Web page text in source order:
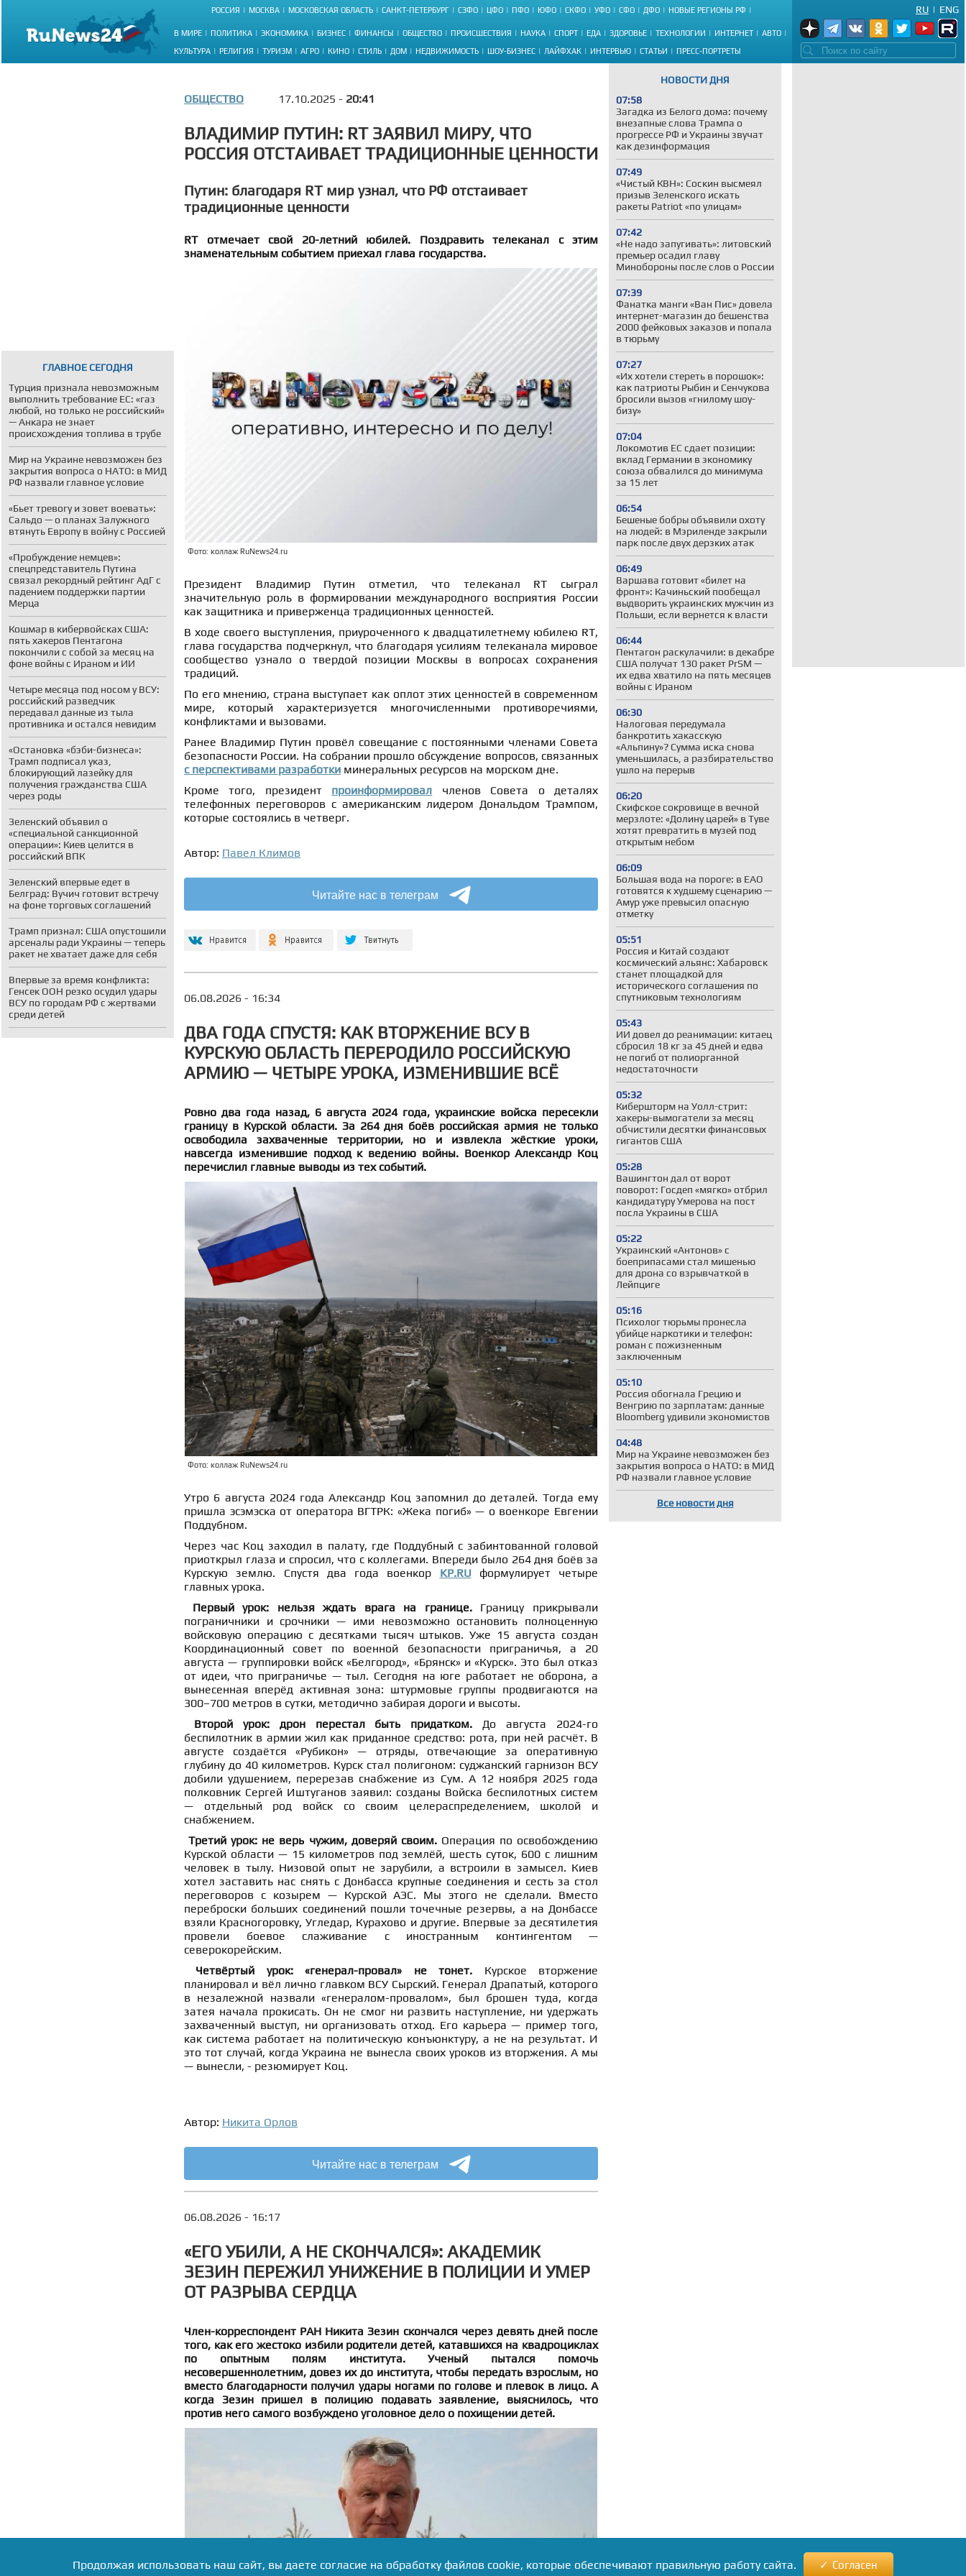
РОССИЯ МОСКВА МОСКОВСКАЯ ОБЛАСТЬ САНКТ-ПЕТЕРБУРГ СЗФО ЦФО ПФО ЮФО СКФО УФО СФО ДФО НОВЫЕ РЕГИОНЫ РФ
В МИРЕ ПОЛИТИКА ЭКОНОМИКА БИЗНЕС ФИНАНСЫ ОБЩЕСТВО ПРОИСШЕСТВИЯ НАУКА СПОРТ ЕДА ЗДОРОВЬЕ ТЕХНОЛОГИИ ИНТЕРНЕТ АВТО
КУЛЬТУРА РЕЛИГИЯ ТУРИЗМ АГРО КИНО СТИЛЬ ДОМ НЕДВИЖИМОСТЬ ШОУ-БИЗНЕС ЛАЙФХАК ИНТЕРВЬЮ СТАТЬИ ПРЕСС-ПОРТРЕТЫ
ENG
|
RU
ГЛАВНОЕ СЕГОДНЯ
Турция признала невозможным
выполнить требование ЕС: «газ
любой, но только не российский»
— Анкара не знает
происхождения топлива в трубе
Мир на Украине невозможен без
закрытия вопроса о НАТО: в МИД
РФ назвали главное условие
«Бьет тревогу и зовет воевать»:
Сальдо — о планах Залужного
втянуть Европу в войну с Россией
«Пробуждение немцев»:
спецпредставитель Путина
связал рекордный рейтинг АдГ с
падением поддержки партии
Мерца
Кошмар в кибервойсках США:
пять хакеров Пентагона
покончили с собой за месяц на
фоне войны с Ираном и ИИ
Четыре месяца под носом у ВСУ:
российский разведчик
передавал данные из тыла
противника и остался невидим
«Остановка «бэби-бизнеса»:
Трамп подписал указ,
блокирующий лазейку для
получения гражданства США
через роды
Зеленский объявил о
«специальной санкционной
операции»: Киев целится в
российский ВПК
Зеленский впервые едет в
Белград: Вучич готовит встречу
на фоне торговых соглашений
Трамп признал: США опустошили
арсеналы ради Украины — теперь
ракет не хватает даже для себя
Впервые за время конфликта:
Генсек ООН резко осудил удары
ВСУ по городам РФ с жертвами
среди детей
НОВОСТИ ДНЯ
07:58
Загадка из Белого дома: почему
внезапные слова Трампа о
прогрессе РФ и Украины звучат
как дезинформация
07:49
«Чистый КВН»: Соскин высмеял
призыв Зеленского искать
ракеты Patriot «по улицам»
07:42
«Не надо запугивать»: литовский
премьер осадил главу
Минобороны после слов о России
07:39
Фанатка манги «Ван Пис» довела
интернет-магазин до бешенства
2000 фейковых заказов и попала
в тюрьму
07:27
«Их хотели стереть в порошок»:
как патриоты Рыбин и Сенчукова
бросили вызов «гнилому шоу-
бизу»
07:04
Локомотив ЕС сдает позиции:
вклад Германии в экономику
союза обвалился до минимума
за 15 лет
06:54
Бешеные бобры объявили охоту
на людей: в Мэриленде закрыли
парк после двух дерзких атак
06:49
Варшава готовит «билет на
фронт»: Качиньский пообещал
выдворить украинских мужчин из
Польши, если вернется к власти
06:44
Пентагон раскулачили: в декабре
США получат 130 ракет PrSM —
их едва хватило на пять месяцев
войны с Ираном
06:30
Налоговая передумала
банкротить хакасскую
«Альпину»? Сумма иска снова
уменьшилась, а разбирательство
ушло на перерыв
06:20
Скифское сокровище в вечной
мерзлоте: «Долину царей» в Туве
хотят превратить в музей под
открытым небом
06:09
Большая вода на пороге: в ЕАО
готовятся к худшему сценарию —
Амур уже превысил опасную
отметку
05:51
Россия и Китай создают
космический альянс: Хабаровск
станет площадкой для
исторического соглашения по
спутниковым технологиям
05:43
ИИ довел до реанимации: китаец
сбросил 18 кг за 45 дней и едва
не погиб от полиорганной
недостаточности
05:32
Кибершторм на Уолл-стрит:
хакеры-вымогатели за месяц
обчистили десятки финансовых
гигантов США
05:28
Вашингтон дал от ворот
поворот: Госдеп «мягко» отбрил
кандидатуру Умерова на пост
посла Украины в США
05:22
Украинский «Антонов» с
боеприпасами стал мишенью
для дрона со взрывчаткой в
Лейпциге
05:16
Психолог тюрьмы пронесла
убийце наркотики и телефон:
роман с пожизненным
заключенным
05:10
Россия обогнала Грецию и
Венгрию по зарплатам: данные
Bloomberg удивили экономистов
04:48
Мир на Украине невозможен без
закрытия вопроса о НАТО: в МИД
РФ назвали главное условие
Все новости дня
ОБЩЕСТВО 17.10.2025 - 20:41
ВЛАДИМИР ПУТИН: RT ЗАЯВИЛ МИРУ, ЧТО
РОССИЯ ОТСТАИВАЕТ ТРАДИЦИОННЫЕ ЦЕННОСТИ
Путин: благодаря RT мир узнал, что РФ отстаивает
традиционные ценности
RT отмечает свой 20-летний юбилей. Поздравить телеканал с этим
знаменательным событием приехал глава государства.
Фото: коллаж RuNews24.ru
Президент Владимир Путин отметил, что телеканал RT сыграл
значительную роль в формировании международного восприятия России
как защитника и приверженца традиционных ценностей.
В ходе своего выступления, приуроченного к двадцатилетнему юбилею RT,
глава государства подчеркнул, что благодаря усилиям телеканала мировое
сообщество узнало о твердой позиции Москвы в вопросах сохранения
традиций.
По его мнению, страна выступает как оплот этих ценностей в современном
мире, который характеризуется многочисленными противоречиями,
конфликтами и вызовами.
Ранее Владимир Путин провёл совещание с постоянными членами Совета
безопасности России. На собрании прошло обсуждение вопросов, связанных
с перспективами разработки минеральных ресурсов на морском дне.
Кроме того, президент проинформировал членов Совета о деталях
телефонных переговоров с американским лидером Дональдом Трампом,
которые состоялись в четверг.
Автор: Павел Климов
Читайте нас в телеграм
06.08.2026 - 16:34
ДВА ГОДА СПУСТЯ: КАК ВТОРЖЕНИЕ ВСУ В
КУРСКУЮ ОБЛАСТЬ ПЕРЕРОДИЛО РОССИЙСКУЮ
АРМИЮ — ЧЕТЫРЕ УРОКА, ИЗМЕНИВШИЕ ВСЁ
Ровно два года назад, 6 августа 2024 года, украинские войска пересекли
границу в Курской области. За 264 дня боёв российская армия не только
освободила захваченные территории, но и извлекла жёсткие уроки,
навсегда изменившие подход к ведению войны. Военкор Александр Коц
перечислил главные выводы из тех событий.
Фото: коллаж RuNews24.ru
Утро 6 августа 2024 года Александр Коц запомнил до деталей. Тогда ему
пришла эсэмэска от оператора ВГТРК: «Жека погиб» — о военкоре Евгении
Поддубном.
Через час Коц заходил в палату, где Поддубный с забинтованной головой
приоткрыл глаза и спросил, что с коллегами. Впереди было 264 дня боёв за
Курскую землю. Спустя два года военкор KP.RU формулирует четыре
главных урока.
Первый урок: нельзя ждать врага на границе. Границу прикрывали
пограничники и срочники — ими невозможно остановить полноценную
войсковую операцию с десятками тысяч штыков. Уже 15 августа создан
Координационный совет по военной безопасности приграничья, а 20
августа — группировки войск «Белгород», «Брянск» и «Курск». Это был отказ
от идеи, что приграничье — тыл. Сегодня на юге работает не оборона, а
вынесенная вперёд активная зона: штурмовые группы продвигаются на
300–700 метров в сутки, методично забирая дороги и высоты.
Второй урок: дрон перестал быть придатком.До августа 2024-го
беспилотник в армии жил как приданное средство: рота, при ней расчёт. В
августе создаётся «Рубикон» — отряды, отвечающие за оперативную
глубину до 40 километров. Курск стал полигоном: суджанский гарнизон ВСУ
добили удушением, перерезав снабжение из Сум. А 12 ноября 2025 года
полковник Сергей Иштуганов заявил: созданы Войска беспилотных систем
— отдельный род войск со своим целераспределением, школой и
снабжением.
Третий урок: не верь чужим, доверяй своим. Операция по освобождению
Курской области — 15 километров под землёй, шесть суток, 600 с лишним
человек в тылу. Низовой опыт не зарубили, а встроили в замысел. Киев
хотел заставить нас снять с Донбасса крупные соединения и сесть за стол
переговоров с козырем — Курской АЭС. Мы этого не сделали. Вместо
переброски больших соединений пошли точечные резервы, а на Донбассе
взяли Красногоровку, Угледар, Курахово и другие. Впервые за десятилетия
провели боевое слаживание с иностранным контингентом —
северокорейским.
Четвёртый урок: «генерал-провал» не тонет. Курское вторжение
планировал и вёл лично главком ВСУ Сырский. Генерал Драпатый, которого
в незалежной назвали «генералом-провалом», был брошен туда, когда
затея начала прокисать. Он не смог ни развить наступление, ни удержать
захваченный выступ, ни организовать отход. Его карьера — пример того,
как система работает на политическую конъюнктуру, а не на результат. И
это тот случай, когда Украина не вынесла своих уроков из вторжения. А мы
— вынесли, - резюмирует Коц.
Автор: Никита Орлов
Читайте нас в телеграм
06.08.2026 - 16:17
«ЕГО УБИЛИ, А НЕ СКОНЧАЛСЯ»: АКАДЕМИК
ЗЕЗИН ПЕРЕЖИЛ УНИЖЕНИЕ В ПОЛИЦИИ И УМЕР
ОТ РАЗРЫВА СЕРДЦА
Член-корреспондент РАН Никита Зезин скончался через девять дней после
того, как его жестоко избили родители детей, катавшихся на квадроциклах
по опытным полям института. Ученый пытался помочь
несовершеннолетним, довез их до института, чтобы передать взрослым, но
вместо благодарности получил удары ногами по голове и плевок в лицо. А
когда Зезин пришел в полицию подавать заявление, выяснилось, что
против него самого возбуждено уголовное дело о похищении детей.
Продолжая использовать наш сайт, вы даете согласие на обработку файлов cookie, которые обеспечивают правильную работу сайта. Согласен